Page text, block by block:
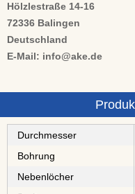
Hölzlestraße 14-16
72336 Balingen
Deutschland
E-Mail: info@ake.de
Durchmesser
Bohrung
Nebenlöcher